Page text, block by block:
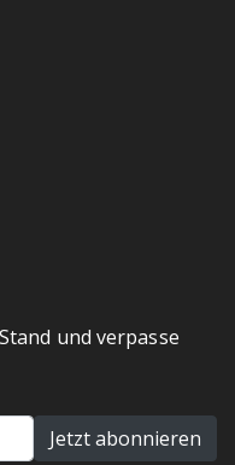
und verpasse